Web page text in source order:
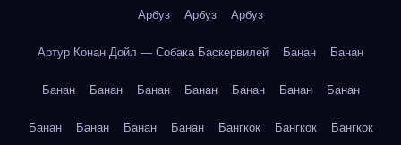
Арбуз Арбуз Арбуз
Артур Конан Дойл — Собака Баскервилей Банан Банан
Банан Банан Банан Банан Банан Банан Банан
Банан Банан Банан Банан Бангкок Бангкок Бангкок